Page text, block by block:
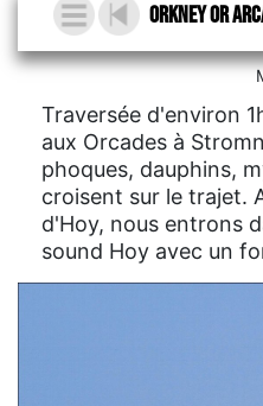
Orkney or
Traversée d'environ
aux Orcades à
phoques, dauphins,
croisent sur le trajet.
d'Hoy, nous entrons
sound Hoy avec un